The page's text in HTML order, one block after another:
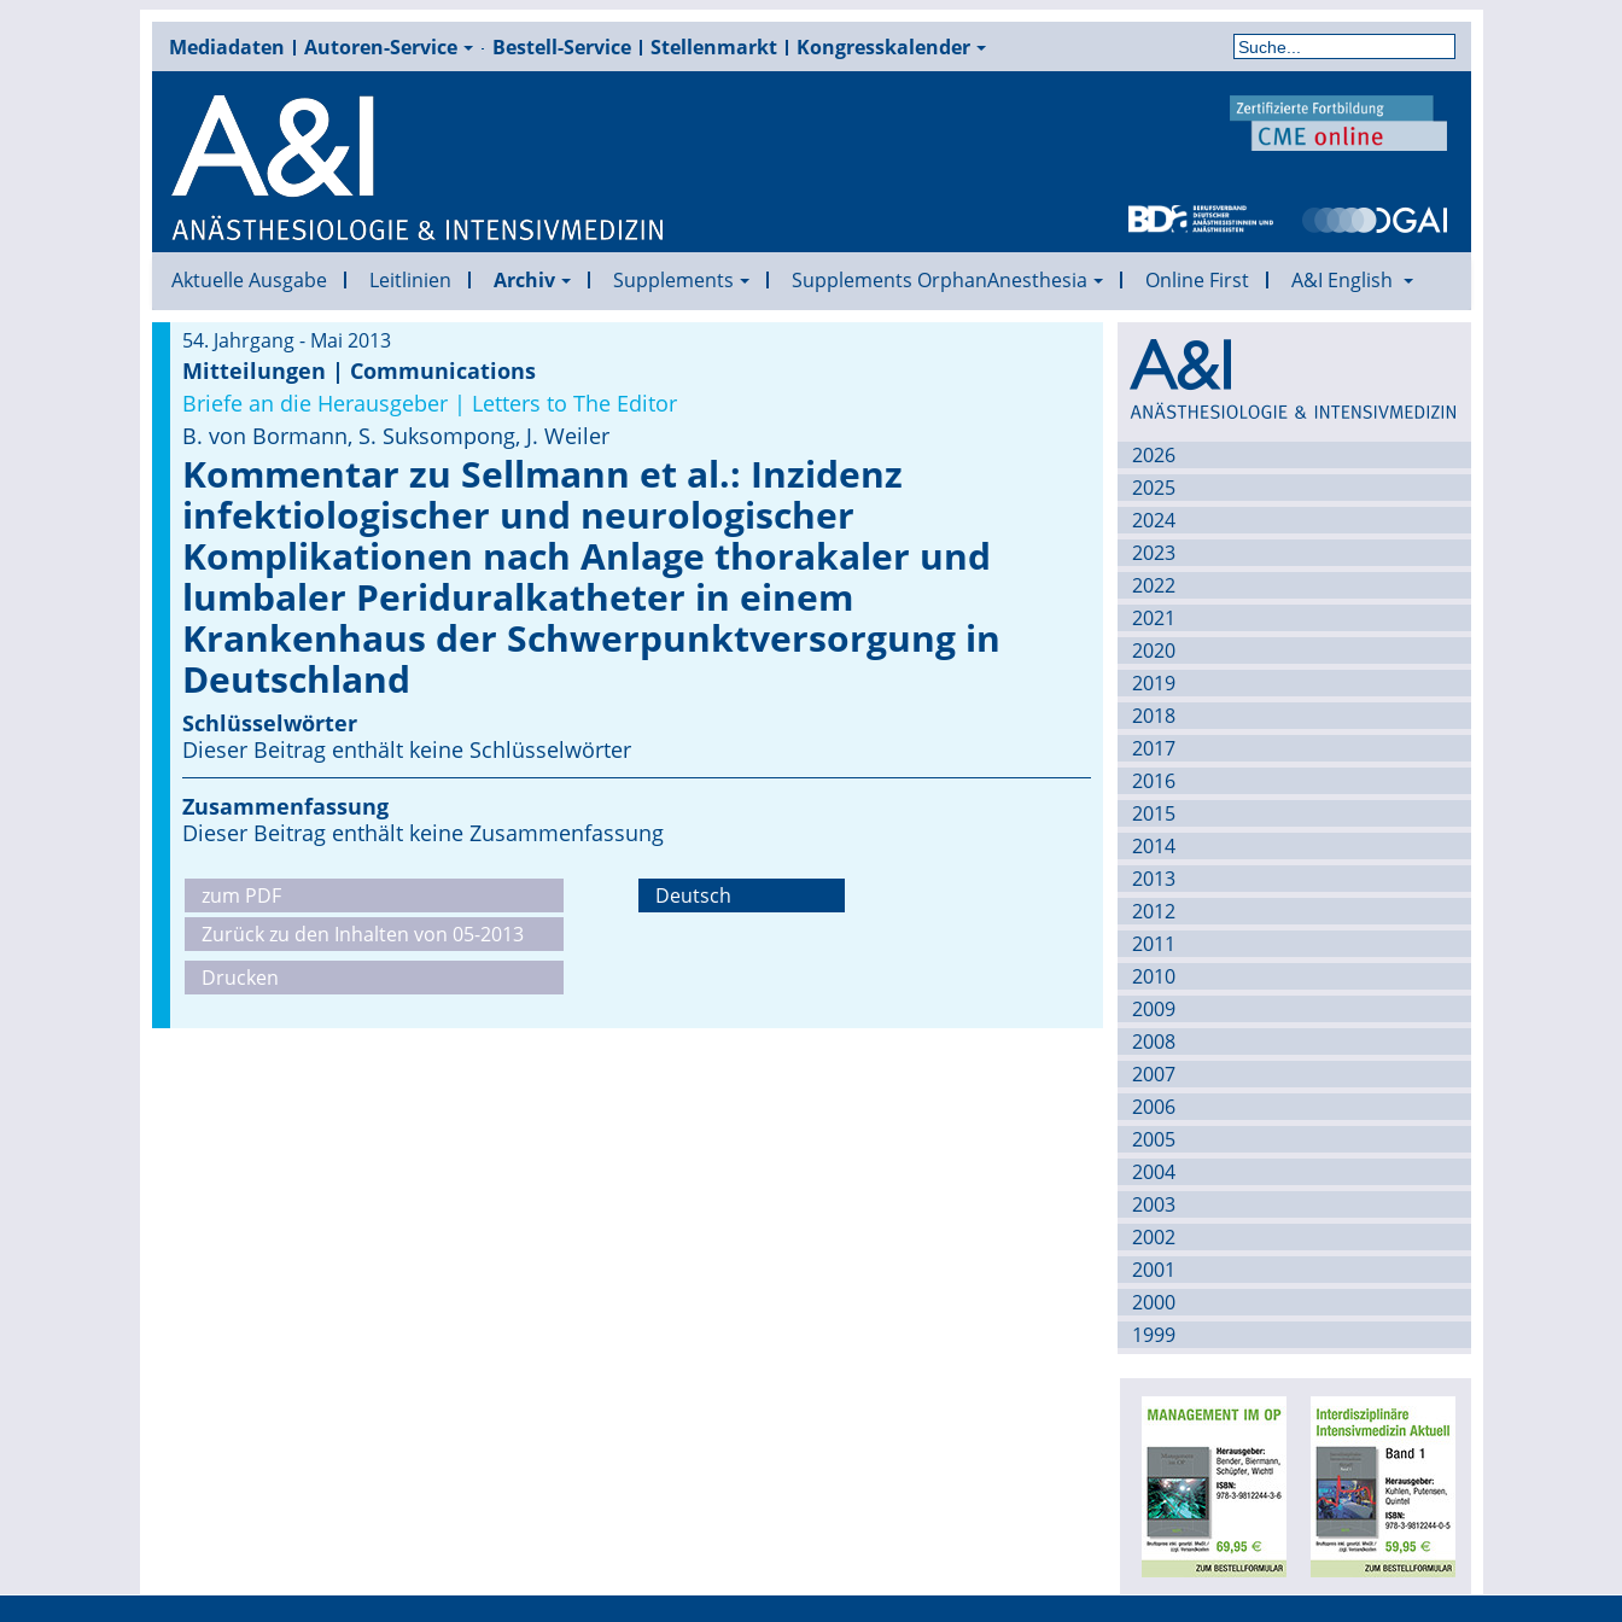
Mediadaten Autoren-Service Bestell-Service Stellenmarkt Kongresskalender
Aktuelle Ausgabe Leitlinien Archiv Supplements Supplements OrphanAnesthesia Online First A&I English
54. Jahrgang - Mai 2013
Mitteilungen | Communications
Briefe an die Herausgeber | Letters to The Editor
B. von Bormann, S. Suksompong, J. Weiler
Kommentar zu Sellmann et al.: Inzidenz
infektiologischer und neurologischer
Komplikationen nach Anlage thorakaler und
lumbaler Peridural­katheter in einem
Krankenhaus der Schwerpunktversorgung in
Deutschland
Schlüsselwörter
Dieser Beitrag enthält keine Schlüsselwörter
Zusammenfassung
Dieser Beitrag enthält keine Zusammenfassung
zum PDF
Zurück zu den Inhalten von 05-2013
Drucken
Deutsch
Archiv
2026
2025
2024
2023
2022
2021
2020
2019
2018
2017
2016
2015
2014
2013
2012
2011
2010
2009
2008
2007
2006
2005
2004
2003
2002
2001
2000
1999